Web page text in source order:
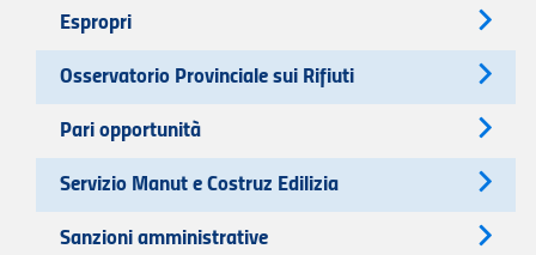
Espropri
Osservatorio Provinciale sui Rifiuti
Pari opportunità
Servizio Manut e Costruz Edilizia
Sanzioni amministrative